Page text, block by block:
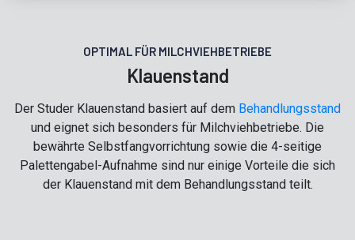
OPTIMAL FÜR MILCHVIEHBETRIEBE
Klauenstand
Der Studer Klauenstand basiert auf dem Behandlungsstand
und eignet sich besonders für Milchviehbetriebe. Die
bewährte Selbstfangvorrichtung sowie die 4-seitige
Palettengabel-Aufnahme sind nur einige Vorteile die sich
der Klauenstand mit dem Behandlungsstand teilt.